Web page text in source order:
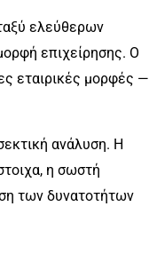
ελεύθερων
επιχείρησης. Ο
εταιρικές μορφές —
ανάλυση. Η
η σωστή
των δυνατοτήτων